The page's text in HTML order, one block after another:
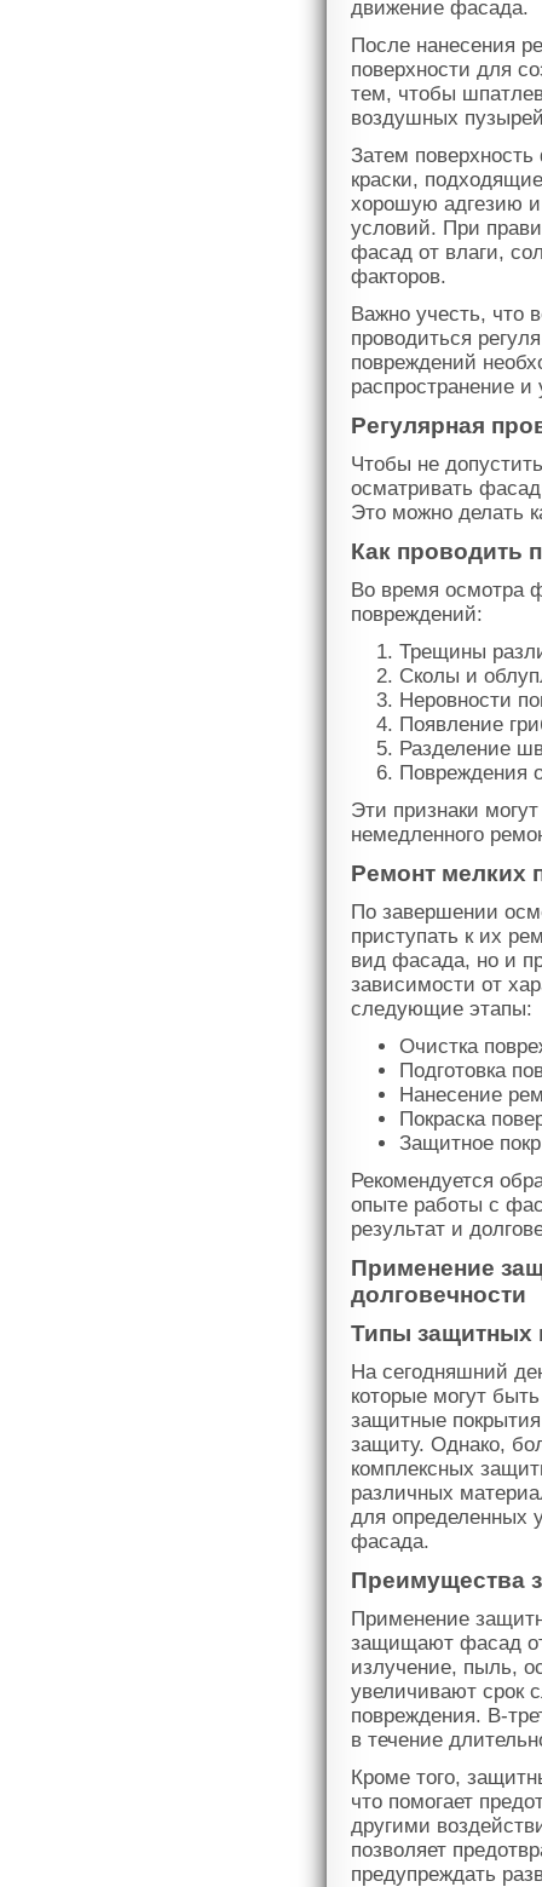
движение фасада.
После нанесения
поверхности для
тем, чтобы
воздушных
Затем поверхность
краски,
хорошую адгезию и
условий. При
фасад от влаги,
факторов.
Важно учесть, что
проводиться
повреждений
распространение
Регулярная
Чтобы не
осматривать
Это можно делать
Как проводить
Во время осмотра
повреждений:
Трещины
Сколы и
Неровности
Появление
Разделение
Повреждения
Эти признаки
немедленного
Ремонт мелких
По завершении
приступать к их
вид фасада, но и
зависимости от
следующие этапы:
Очистка
Подготовка
Нанесение
Покраска
Защитное
Рекомендуется
опыте работы с
результат и
Применение
долговечности
Типы защитных
На сегодняшний
которые могут
защитные
защиту. Однако,
комплексных
различных
для определенных
фасада.
Преимущества
Применение
защищают фасад от
излучение, пыль,
увеличивают срок
повреждения. В-
в течение
Кроме того,
что помогает
другими
позволяет
предупреждать